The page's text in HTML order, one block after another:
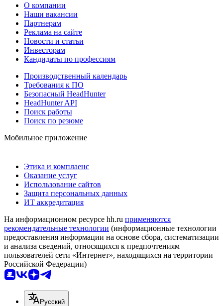
О компании
Наши вакансии
Партнерам
Реклама на сайте
Новости и статьи
Инвесторам
Кандидаты по профессиям
Производственный календарь
Требования к ПО
Безопасный HeadHunter
HeadHunter API
Поиск работы
Поиск по резюме
Мобильное приложение
Этика и комплаенс
Оказание услуг
Использование сайтов
Защита персональных данных
ИТ аккредитация
На информационном ресурсе hh.ru применяются
рекомендательные технологии (информационные технологии
предоставления информации на основе сбора, систематизации
и анализа сведений, относящихся к предпочтениям
пользователей сети «Интернет», находящихся на территории
Российской Федерации)
Русский